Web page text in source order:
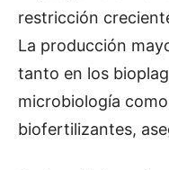
restricción
La producción
tanto en los
microbiología
biofertilizantes,